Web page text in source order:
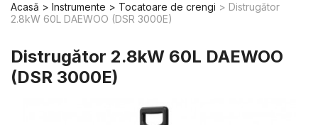
Acasă Instrumente Tocatoare de crengi
Distrugător
2.8kW 60L DAEWOO (DSR 3000E)
Distrugător 2.8kW 60L DAEWOO
(DSR 3000E)